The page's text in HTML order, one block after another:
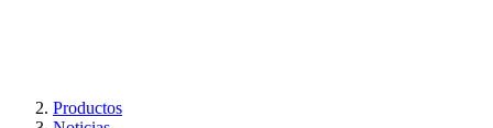
Productos